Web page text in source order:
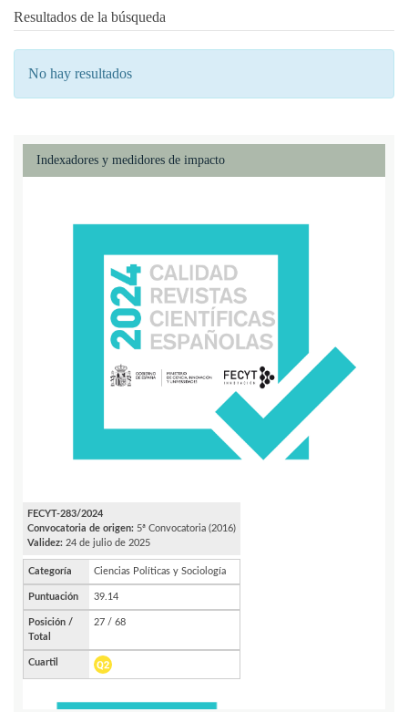
Resultados de la búsqueda
No hay resultados
Indexadores y medidores de impacto